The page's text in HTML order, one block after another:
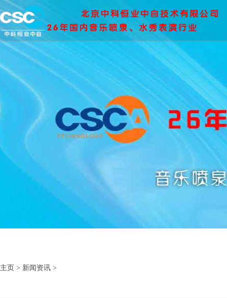
主页 > 新闻资讯 >